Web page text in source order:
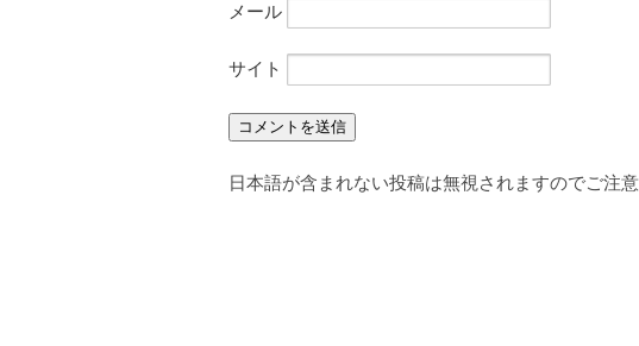
メール
サイト
日本語が含まれない投稿は無視されますのでご注